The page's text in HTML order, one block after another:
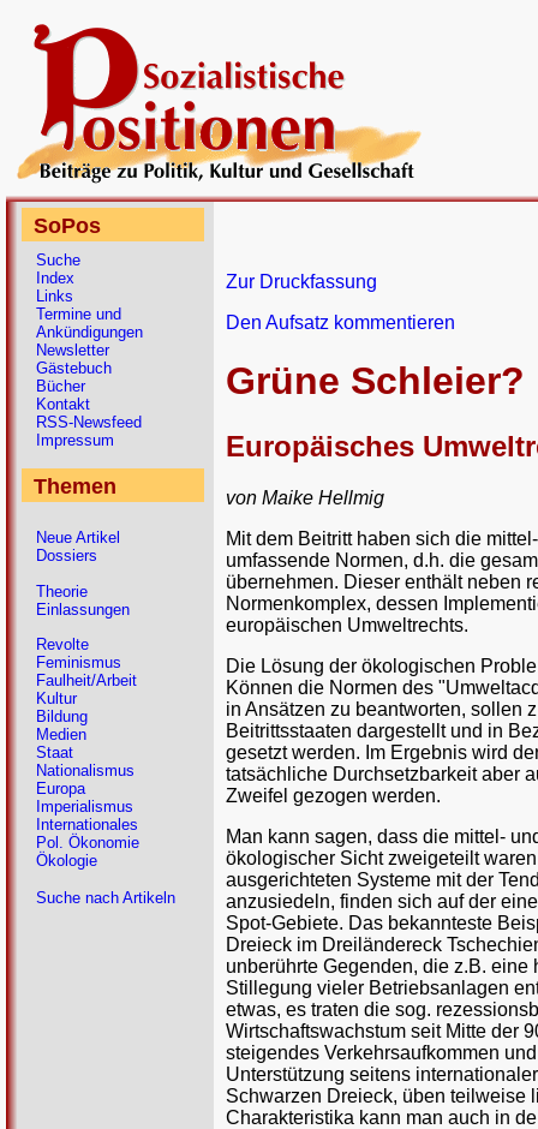
Zur Druckfassung
Den Aufsatz kommentieren
Grüne Schleier?
Europäisches
von Maike Hellmig
Mit dem Beitritt haben sich die
umfassende Normen, d.h. die
übernehmen. Dieser enthält neben
Normenkomplex, dessen
europäischen Umweltrechts.
Die Lösung der ökologischen
Können die Normen des
in Ansätzen zu beantworten, sollen
Beitrittsstaaten dargestellt und in
gesetzt werden. Im Ergebnis wird
tatsächliche Durchsetzbarkeit aber
Zweifel gezogen werden.
Man kann sagen, dass die mittel-
ökologischer Sicht zweigeteilt
ausgerichteten Systeme mit der
anzusiedeln, finden sich auf der
Spot-Gebiete. Das bekannteste
Dreieck im Dreiländereck
unberührte Gegenden, die z.B.
Stillegung vieler Betriebsanlagen
etwas, es traten die sog.
Wirtschaftswachstum seit Mitte der
steigendes Verkehrsaufkommen
Unterstützung seitens
Schwarzen Dreieck, üben teilweise
Charakteristika kann man auch in
SoPos
Suche
Index
Links
Termine und
Ankündigungen
Newsletter
Gästebuch
Bücher
Kontakt
RSS-Newsfeed
Impressum
Themen
Neue Artikel
Dossiers
Theorie
Einlassungen
Revolte
Feminismus
Faulheit/Arbeit
Kultur
Bildung
Medien
Staat
Nationalismus
Europa
Imperialismus
Internationales
Pol. Ökonomie
Ökologie
Suche nach Artikeln